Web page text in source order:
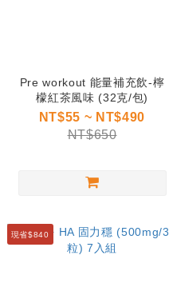
Pre workout 能量補充飲-檸
檬紅茶風味 (32克/包)
NT$55 ~ NT$490
NT$650
現省$840